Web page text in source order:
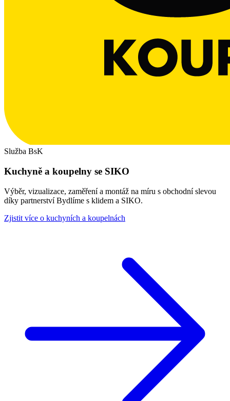
Služba BsK
Kuchyně a koupelny se SIKO
Výběr, vizualizace, zaměření a montáž na míru s obchodní slevou
díky partnerství Bydlíme s klidem a SIKO.
Zjistit více o kuchyních a koupelnách